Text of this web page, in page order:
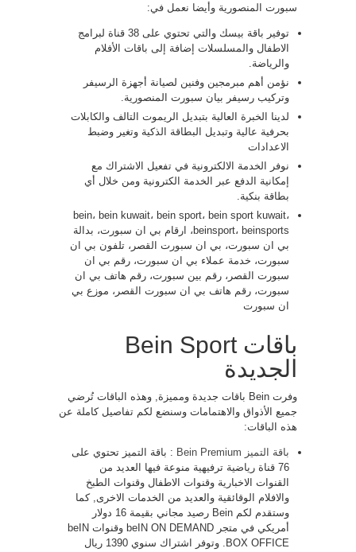
سبورت المنصورية وأيضا نعمل في:
توفير باقة بيسك والتي تحتوي على 38 قناة لبرامج
الاطفال والمسلسلات إضافة إلى باقات الأفلام
والرياضة.
نؤمن أهم مبرمجين وفنين لصيانة أجهزة الرسيفر
وتركيب رسيفر بيان سبورت المنصورية.
لدينا الخبرة العالية بتبديل الريموت التالف والكابلات
بحرفية عالية وتبديل البطاقة الذكية وتغير وضبط
الاعدادات
نوفر الخدمة الالكترونية في تفعيل الاشتراك مع
إمكانية الدفع عبر الخدمة الكترونية ومن خلال أي
بطاقة بنكية.
bein، bein kuwait، bein sport، bein sport kuwait،
beinsport، beinsports، ارقام بي ان سبورت، بدالة
بي ان سبورت، بي ان سبورت القصر، تلفون بي ان
سبورت، خدمة عملاء بي ان سبورت، رقم بي ان
سبورت القصر، رقم بين سبورت، رقم هاتف بي ان
سبورت، رقم هاتف بي ان سبورت القصر، موزع بي
ان سبورت
باقات Bein Sport
الجديدة
وفرت Bein باقات جديدة ومميزة, وهذه الباقات تُرضي
جميع الأذواق والاهتمامات وسنضع لكم تفاصيل كاملة عن
هذه الباقات:
باقة التميز Bein Premium
: باقة التميز تحتوي على
76 قناة رياضية ترفيهية منوعة فيها العديد من
القنوات الاخبارية وقنوات الاطفال وقنوات الطبخ
والافلام الوقائقية والعديد من الخدمات الاخرى, كما
وستقدم لكم Bein رصيد مجاني بقيمة 16 دولار
أمريكي في متجر beIN ON DEMAND وقنوات beIN
BOX OFFICE. وتوفر اشتراك سنوي 1390 ريال